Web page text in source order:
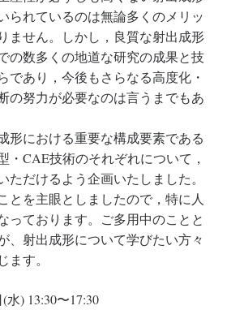
られているのは無論多くのメリッ
ません。しかし，良質な射出成形
の数多くの地道な研究の成果と技
であり，今後もさらなる高度化・
の努力が必要なのは言うまでもあ
形における重要な構成要素である
・CAE技術のそれぞれについて，
ただけるよう企画いたしました。
とを主眼としましたので，特に人
っております。ご多用中のことと
、射出成形について学びたい方々
す。
水) 13:30〜17:30